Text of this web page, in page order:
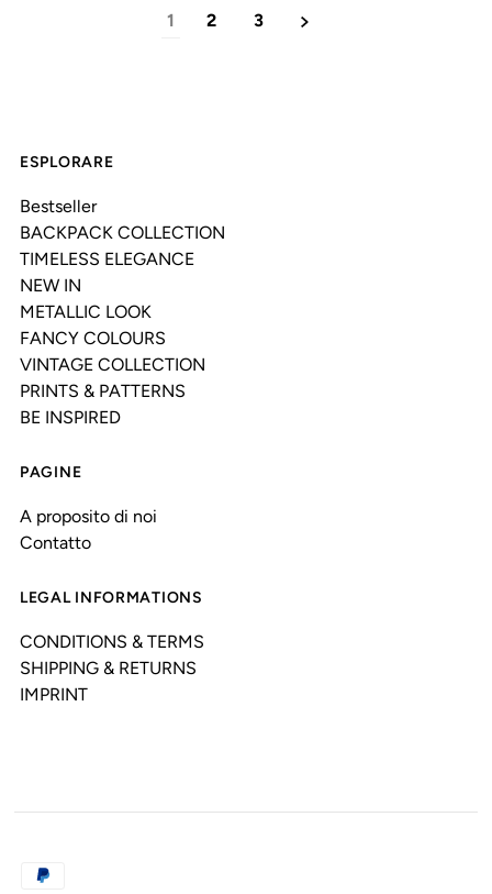
1 2 3
ESPLORARE
Bestseller
BACKPACK COLLECTION
TIMELESS ELEGANCE
NEW IN
METALLIC LOOK
FANCY COLOURS
VINTAGE COLLECTION
PRINTS & PATTERNS
BE INSPIRED
PAGINE
A proposito di noi
Contatto
LEGAL INFORMATIONS
CONDITIONS & TERMS
SHIPPING & RETURNS
IMPRINT